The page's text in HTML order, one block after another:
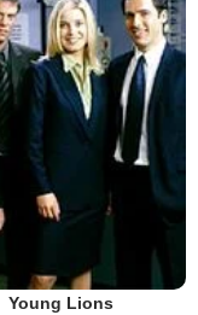
Young Lions